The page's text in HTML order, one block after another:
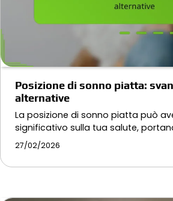
Posizione di sonno piatta:
alternative
La posizione di sonno piatta può
significativo sulla tua salute,
27/02/2026